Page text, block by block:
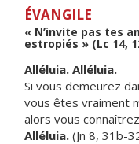
ÉVANGILE
« N’invite pas tes
estropiés » (Lc 14,
Alléluia. Alléluia.
Si vous demeurez
vous êtes vraiment
alors vous
Alléluia. (Jn 8, 31b-